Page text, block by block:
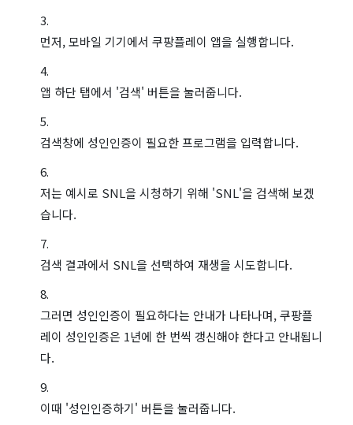
먼저, 모바일 기기에서 쿠팡플레이 앱을 실행합니다.
앱 하단 탭에서 '검색' 버튼을 눌러줍니다.
검색창에 성인인증이 필요한 프로그램을 입력합니다.
저는 예시로 SNL을 시청하기 위해 'SNL'을 검색해 보겠
습니다.
검색 결과에서 SNL을 선택하여 재생을 시도합니다.
그러면 성인인증이 필요하다는 안내가 나타나며, 쿠팡플
레이 성인인증은 1년에 한 번씩 갱신해야 한다고 안내됩니
다.
이때 '성인인증하기' 버튼을 눌러줍니다.